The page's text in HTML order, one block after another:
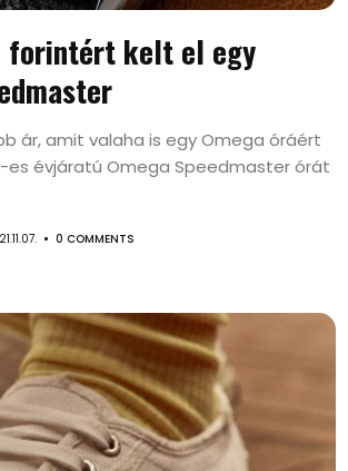
forintért kelt el egy
ár, amit valaha is egy Omega óráért
es évjáratú Omega Speedmaster órát
0 COMMENTS